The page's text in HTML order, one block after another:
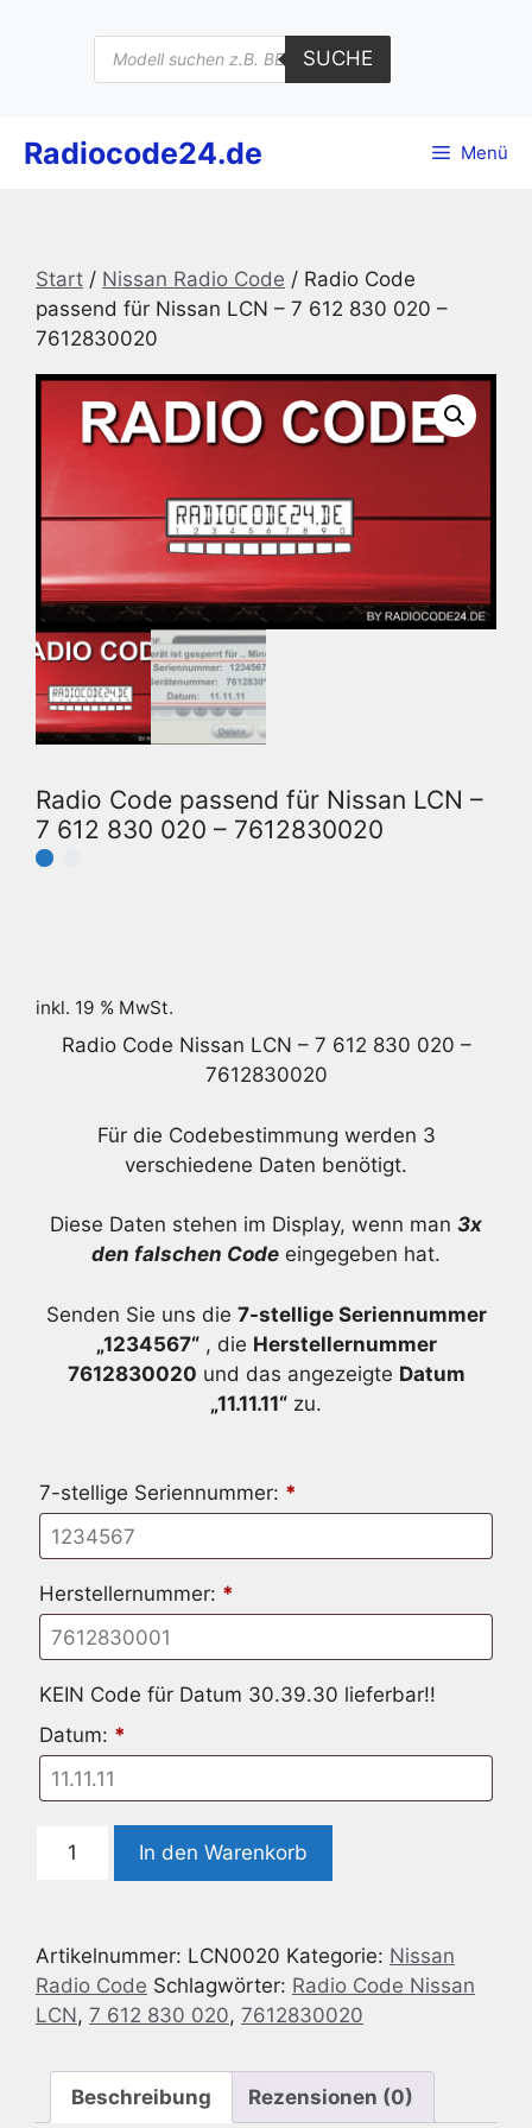
Products
search
SUCHE
Radiocode24.de Menü
Start / Nissan Radio Code / Radio Code
passend für Nissan LCN – 7 612 830 020 –
7612830020
Radio Code passend für Nissan LCN –
7 612 830 020 – 7612830020
inkl. 19 % MwSt.
Radio Code Nissan LCN – 7 612 830 020 –
7612830020
Für die Codebestimmung werden 3
verschiedene Daten benötigt.
Diese Daten stehen im Display, wenn man 3x
den falschen Code eingegeben hat.
Senden Sie uns die 7-stellige Seriennummer
„1234567“, die Herstellernummer
7612830020 und das angezeigte Datum
„11.11.11“ zu.
7-stellige Seriennummer: *
Herstellernummer: *
KEIN Code für Datum 30.39.30 lieferbar!!
Datum: *
Radio
Nissan
LCN
-
612
In den Warenkorb
Artikelnummer: LCN0020 Kategorie: Nissan
Radio Code Schlagwörter: Radio Code Nissan
LCN, 7 612 830 020, 7612830020
Beschreibung Rezensionen (0)